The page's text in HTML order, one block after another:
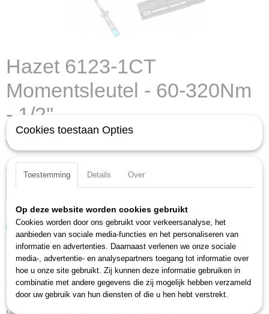
Hazet 6123-1CT
Momentsleutel - 60-320Nm
- 1/2''
€ 516,21
Aantal
IN WINKELWAGEN
Specificaties
Productcode
6123-1CT
Omschrijving
Cookies toestaan Opties
Toestemming Details Over
Op deze website worden cookies gebruikt
Cookies worden door ons gebruikt voor verkeersanalyse, het
aanbieden van sociale media-functies en het personaliseren van
informatie en advertenties. Daarnaast verlenen we onze sociale
media-, advertentie- en analysepartners toegang tot informatie over
hoe u onze site gebruikt. Zij kunnen deze informatie gebruiken in
combinatie met andere gegevens die zij mogelijk hebben verzameld
door uw gebruik van hun diensten of die u hen hebt verstrekt.